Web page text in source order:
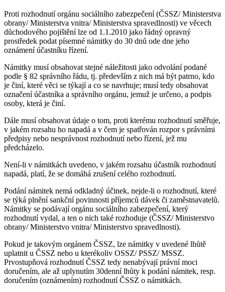
Proti rozhodnutí orgánu sociálního zabezpečení (ČSSZ/ Ministerstva
obrany/ Ministerstva vnitra/ Ministerstva spravedlnosti) ve věcech
důchodového pojištění lze od 1.1.2010 jako řádný opravný
prostředek podat písemné námitky do 30 dnů ode dne jeho
oznámení účastníku řízení.
Námitky musí obsahovat stejné náležitosti jako odvolání podané
podle § 82 správního řádu, tj. především z nich má být patrno, kdo
je činí, které věci se týkají a co se navrhuje; musí tedy obsahovat
označení účastníka a správního orgánu, jemuž je určeno, a podpis
osoby, která je činí.
Dále musí obsahovat údaje o tom, proti kterému rozhodnutí směřuje,
v jakém rozsahu ho napadá a v čem je spatřován rozpor s právními
předpisy nebo nesprávnost rozhodnutí nebo řízení, jež mu
předcházelo.
Není-li v námitkách uvedeno, v jakém rozsahu účastník rozhodnutí
napadá, platí, že se domáhá zrušení celého rozhodnutí.
Podání námitek nemá odkladný účinek, nejde-li o rozhodnutí, které
se týká plnění sankční povinnosti příjemců dávek či zaměstnavatelů.
Námitky se podávají orgánu sociálního zabezpečení, který
rozhodnutí vydal, a ten o nich také rozhoduje (ČSSZ/ Ministerstvo
obrany/ Ministerstvo vnitra/ Ministerstvo spravedlnosti).
Pokud je takovým orgánem ČSSZ, lze námitky v uvedené lhůtě
uplatnit u ČSSZ nebo u kterékoliv OSSZ/ PSSZ/ MSSZ.
Prvostupňová rozhodnutí ČSSZ tedy nenabývají právní moci
doručením, ale až uplynutím 30denní lhůty k podání námitek, resp.
doručením (oznámením) rozhodnutí ČSSZ o námitkách.